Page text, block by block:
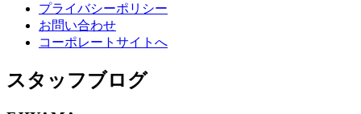
プライバシーポリシー
お問い合わせ
コーポレートサイトへ
スタッフブログ